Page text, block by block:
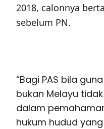
2018, calonnya
sebelum PN.
“Bagi PAS bila
bukan Melayu
dalam
hukum hudud